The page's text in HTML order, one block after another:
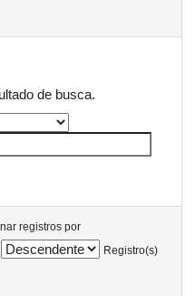
de busca.
registros por
Registro(s)